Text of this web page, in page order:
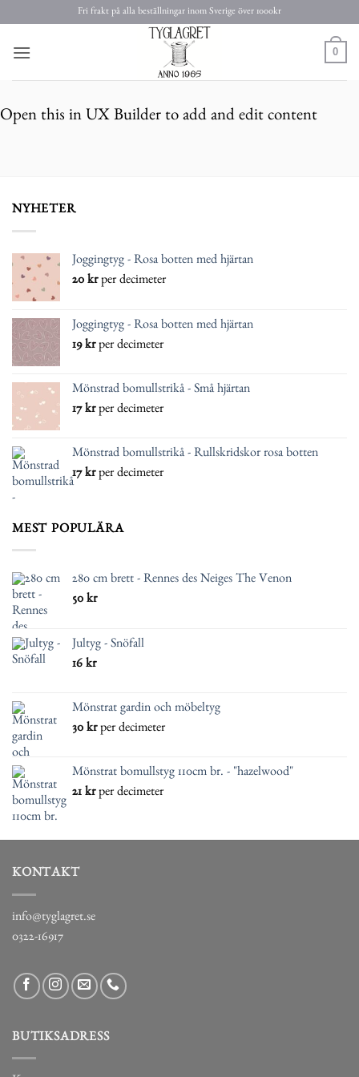
content
Fri frakt på alla beställningar inom Sverige över 1000kr
0
Open this in UX Builder to add and edit content
NYHETER
Joggingtyg - Rosa botten med hjärtan
20 kr per decimeter
Joggingtyg - Rosa botten med hjärtan
19kr per decimeter
Mönstrad bomullstrikå - Små hjärtan
17kr per decimeter
Mönstrad bomullstrikå - Rullskridskor rosa botten
17kr per decimeter
MEST POPULÄRA
280 cm brett - Rennes des Neiges The Venon
50 kr
Jultyg - Snöfall
16 kr
Mönstrat gardin och möbeltyg
30 kr per decimeter
Mönstrat bomullstyg 110cm br. - "hazelwood"
21 kr per decimeter
KONTAKT
info@tyglagret.se
0322-16917
BUTIKSADRESS